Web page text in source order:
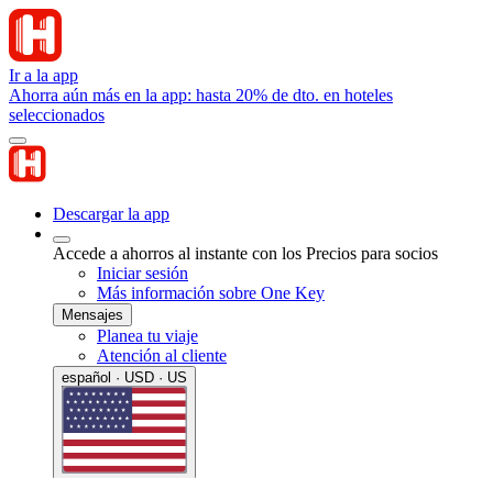
Ir a la app
Ahorra aún más en la app: hasta 20% de dto. en hoteles
seleccionados
Descargar la app
Accede a ahorros al instante con los Precios para socios
Iniciar sesión
Más información sobre One Key
Mensajes
Planea tu viaje
Atención al cliente
español · USD · US